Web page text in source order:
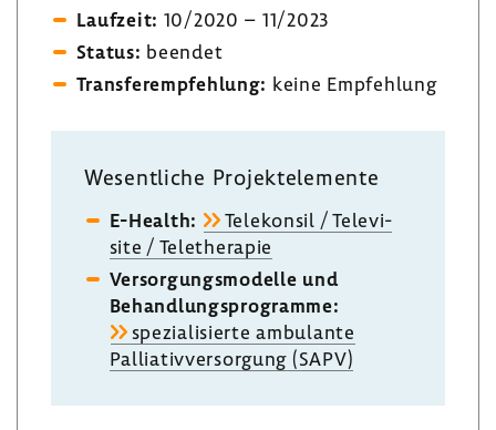
Lauf­zeit: 10/2020 – 11/2023
Status: beendet
Trans­fer­emp­feh­lung: keine Empfeh­lung
Wesent­liche Projekt­ele­mente
E-​Health:
Tele­konsil / Tele­vi­
site / Tele­the­rapie
Versor­gungs­mo­delle und
Behand­lungs­pro­gramme:
spezia­li­sierte ambu­lante
Pallia­tiv­ver­sor­gung (SAPV)